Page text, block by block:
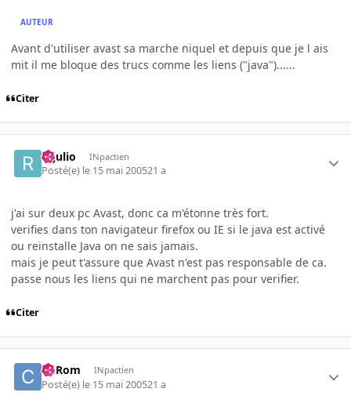
AUTEUR
Avant d'utiliser avast sa marche niquel et depuis que je l ais
mit il me bloque des trucs comme les liens ("java")......
Citer
rejulio INpactien
Posté(e) le 15 mai 200521 a
j'ai sur deux pc Avast, donc ca m'étonne très fort.
verifies dans ton navigateur firefox ou IE si le java est activé
ou reinstalle Java on ne sais jamais.
mais je peut t'assure que Avast n'est pas responsable de ca.
passe nous les liens qui ne marchent pas pour verifier.
Citer
ChRom INpactien
Posté(e) le 15 mai 200521 a